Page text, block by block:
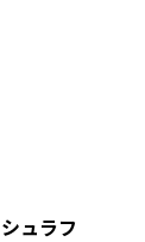
シュラフ